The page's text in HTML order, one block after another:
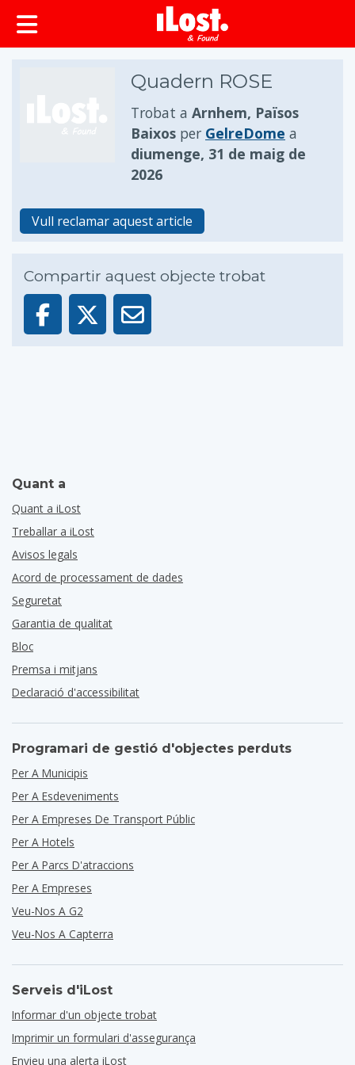
principal
Quadern ROSE
Trobat a Arnhem, Països
Baixos per GelreDome a
diumenge, 31 de maig de
2026
Vull reclamar aquest article
Compartir aquest objecte trobat
Quant a
Quant a iLost
Treballar a iLost
Avisos legals
Acord de processament de dades
Seguretat
Garantia de qualitat
Bloc
Premsa i mitjans
Declaració d'accessibilitat
Programari de gestió d'objectes perduts
Per A Municipis
Per A Esdeveniments
Per A Empreses De Transport Públic
Per A Hotels
Per A Parcs D'atraccions
Per A Empreses
Veu-Nos A G2
Veu-Nos A Capterra
Serveis d'iLost
Informar d'un objecte trobat
Imprimir un formulari d'assegurança
Envieu una alerta iLost